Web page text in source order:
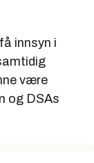
innsyn i
være
og DSAs